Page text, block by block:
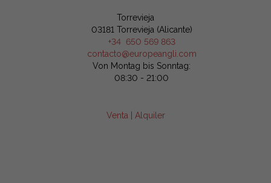
Torrevieja
03181 Torrevieja (Alicante)
+34 650 569 863
contacto@europeangli.com
Von Montag bis Sonntag:
08:30 - 21:00
Venta Alquiler